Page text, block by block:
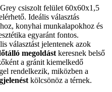
csiszolt felület 60x60x1,5
Ideális választás
konyhai munkalapokhoz és
egyaránt fontos.
választást jelentenek azok
megoldást keresnek belső
a gránit kiemelkedő
rendelkezik, miközben a
kölcsönöz a térnek.